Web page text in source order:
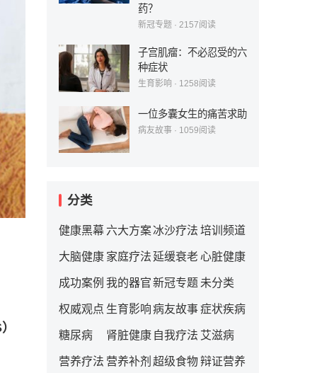
药？
新冠专题 · 2157阅读
子宫肌瘤：不必忍受的六
种症状
生育影响 · 1258阅读
一位多囊女生的痛苦求助
病友故事 · 1059阅读
分类
健康黑幕 六大方案冰沙疗法 培训频道
大脑健康 家庭疗法 延缓衰老 心脏健康
成功案例 我的器官新冠专题 未分类
权威观点 生育影响病友故事症状疾病
糖尿病 肾脏健康 自我疗法 艾滋病
营养疗法 营养补剂 超级食物辩证营养